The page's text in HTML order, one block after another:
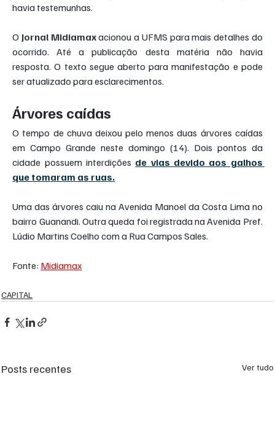
havia testemunhas.
O Jornal Midiamax acionou a UFMS para mais detalhes do
ocorrido. Até a publicação desta matéria não havia
resposta. O texto segue aberto para manifestação e pode
ser atualizado para esclarecimentos.
Árvores caídas
O tempo de chuva deixou pelo menos duas árvores caídas
em Campo Grande neste domingo (14). Dois pontos da
cidade possuem interdições de vias devido aos galhos
que tomaram as ruas.
Uma das árvores caiu na Avenida Manoel da Costa Lima no
bairro Guanandi. Outra queda foi registrada na Avenida Pref.
Lúdio Martins Coelho com a Rua Campos Sales.
Fonte: Midiamax
CAPITAL
Posts recentes Ver tudo